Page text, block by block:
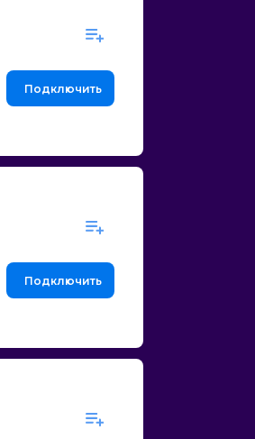
Подключить
Подключить